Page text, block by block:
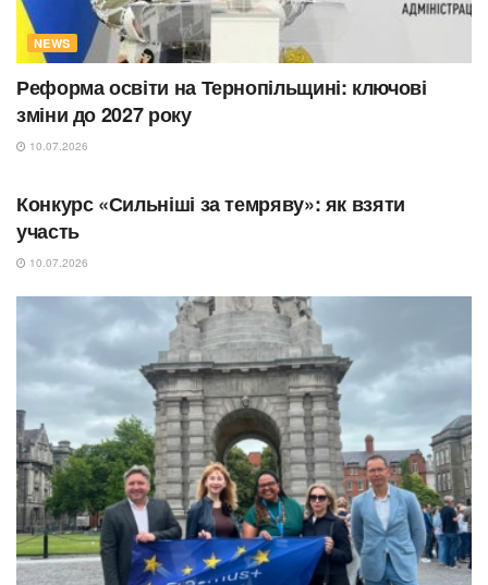
NEWS
Реформа освіти на Тернопільщині: ключові
зміни до 2027 року
10.07.2026
Конкурс «Сильніші за темряву»: як взяти
участь
10.07.2026